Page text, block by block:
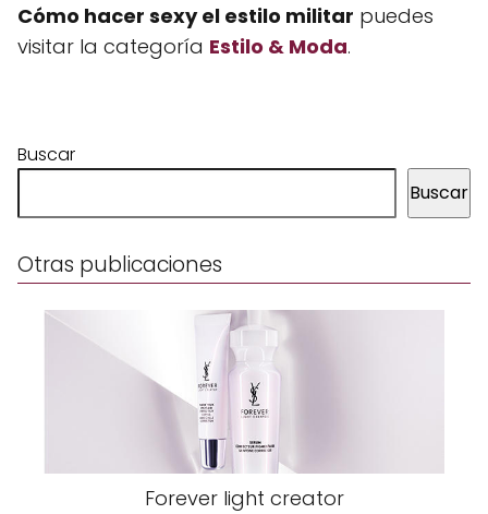
Cómo hacer sexy el estilo militar puedes
visitar la categoría Estilo & Moda.
Buscar
Buscar
Otras publicaciones
Forever light creator